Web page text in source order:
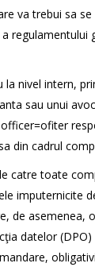
va trebui sa
nivel intern,
sau unui
din cadrul
catre toate
imputernicite
de asemenea,
datelor